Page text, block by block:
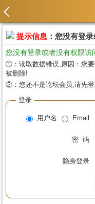
提示信息： 您没有登
您没有登录或者没有权限
①：读取数据错误,原因：您
被删除!
②：您还不是论坛会员,请先
登录
用户名 Email
密 码
隐身登录